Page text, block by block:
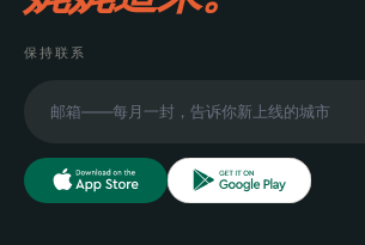
保持联系